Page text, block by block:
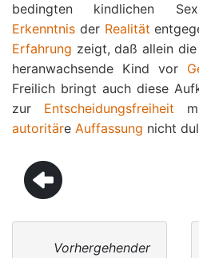
bedingten kindlichen
Erkenntnis der Realität
Erfahrung zeigt, daß allein
heranwachsende Kind vor
Freilich bringt auch diese
zur Entscheidungsfreiheit
autoritäre Auffassung nicht
Vorhergehender